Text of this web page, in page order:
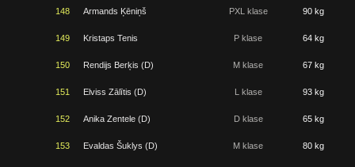
148 Armands Ķēniņš PXL klase 90 kg
149 Kristaps Tenis P klase 64 kg
150 Rendijs Berķis (D) M klase 67 kg
151 Elviss Zālītis (D) L klase 93 kg
152 Anika Zentele (D) D klase 65 kg
153 Evaldas Šuklys (D) M klase 80 kg